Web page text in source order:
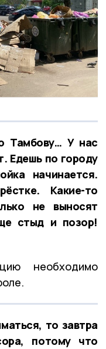
Тамбову… У нас
Едешь по городу
начинается.
Какие-то
не выносят
стыд и позор!
необходимо
то завтра
потому что